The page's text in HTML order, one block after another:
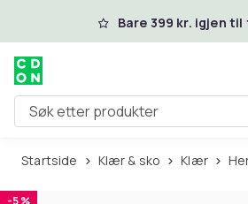
Hopp til hovedinnhold
Bare 399 kr. igjen
Søk etter produkter
Startside Klær & sko Klær
-5 %